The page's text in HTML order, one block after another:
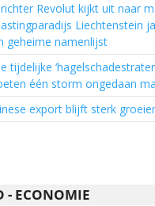
Revolut kijkt uit naar
Liechtenstein
geheime namenlijst
tijdelijke
één storm ongedaan
export blijft sterk
- ECONOMIE